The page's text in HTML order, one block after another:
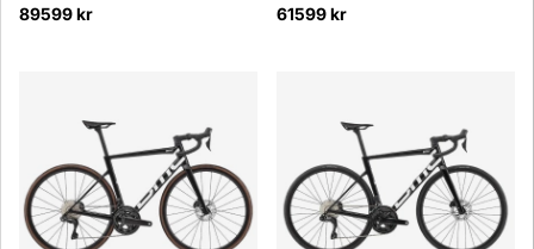
89599 kr
61599 kr